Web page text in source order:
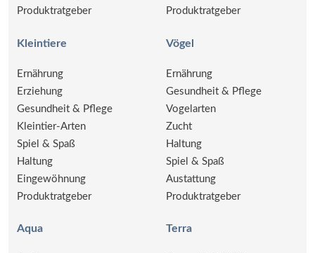
Produktratgeber
Produktratgeber
Kleintiere
Ernährung
Erziehung
Gesundheit & Pflege
Kleintier-Arten
Spiel & Spaß
Haltung
Eingewöhnung
Produktratgeber
Vögel
Ernährung
Gesundheit & Pflege
Vogelarten
Zucht
Haltung
Spiel & Spaß
Austattung
Produktratgeber
Aqua Terra